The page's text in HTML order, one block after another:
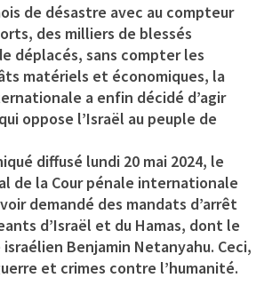
de désastre avec au compteur
des milliers de blessés
déplacés, sans compter les
matériels et économiques, la
a enfin décidé d’agir
oppose l’Israël au peuple de
diffusé lundi 20 mai 2024, le
de la Cour pénale internationale
demandé des mandats d’arrêt
d’Israël et du Hamas, dont le
israélien Benjamin Netanyahu. Ceci,
et crimes contre l’humanité.